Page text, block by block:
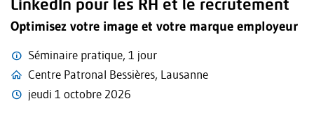
LinkedIn pour les RH et le recrutement
Optimisez votre image et votre marque employeur
Séminaire pratique, 1 jour
Centre Patronal Bessières, Lausanne
jeudi 1 octobre 2026